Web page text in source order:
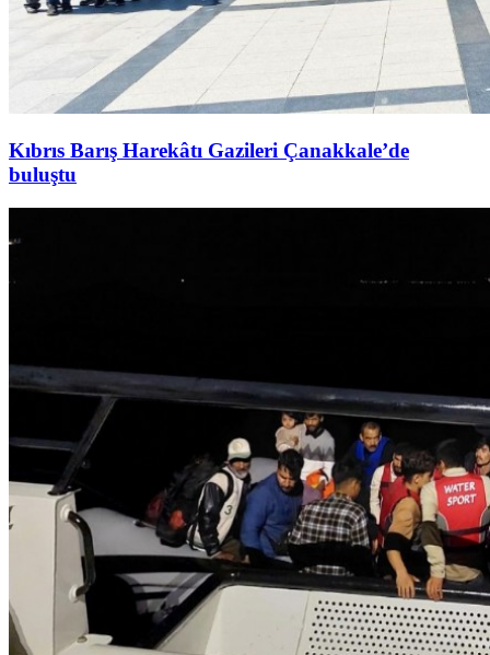
Kıbrıs Barış Harekâtı Gazileri Çanakkale’de
buluştu